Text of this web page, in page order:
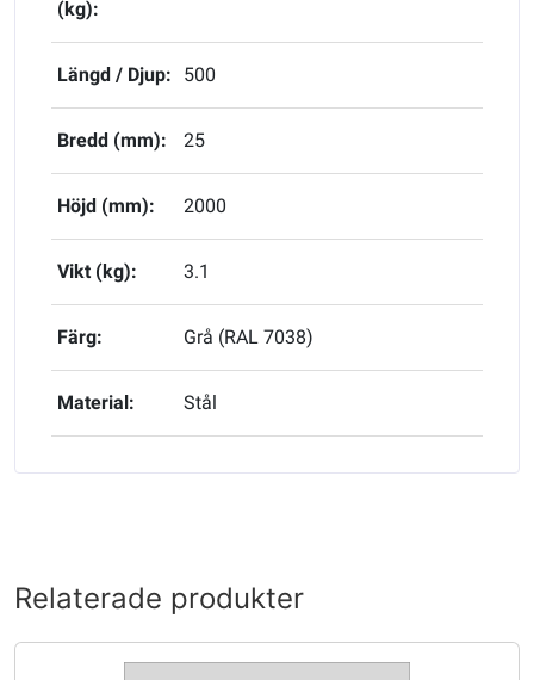
(kg):
Längd / Djup: 500
Bredd (mm): 25
Höjd (mm): 2000
Vikt (kg): 3.1
Färg: Grå (RAL 7038)
Material: Stål
Relaterade produkter